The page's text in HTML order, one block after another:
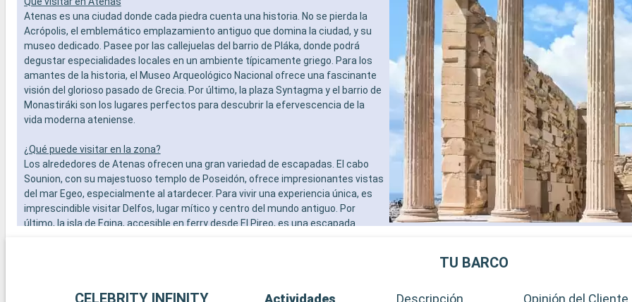
Atenas es una ciudad donde cada piedra cuenta una historia. No se pierda la
Acrópolis, el emblemático emplazamiento antiguo que domina la ciudad, y su
museo dedicado. Pasee por las callejuelas del barrio de Pláka, donde podrá
degustar especialidades locales en un ambiente típicamente griego. Para los
amantes de la historia, el Museo Arqueológico Nacional ofrece una fascinante
visión del glorioso pasado de Grecia. Por último, la plaza Syntagma y el barrio de
Monastiráki son los lugares perfectos para descubrir la efervescencia de la
vida moderna ateniense.
¿Qué puede visitar en la zona?
Los alrededores de Atenas ofrecen una gran variedad de escapadas. El cabo
Sounion, con su majestuoso templo de Poseidón, ofrece impresionantes vistas
del mar Egeo, especialmente al atardecer. Para vivir una experiencia única, es
imprescindible visitar Delfos, lugar mítico y centro del mundo antiguo. Por
último, la isla de Egina, accesible en ferry desde El Pireo, es una escapada
TU BARCO
Actividades Descripción Opinión del Cliente